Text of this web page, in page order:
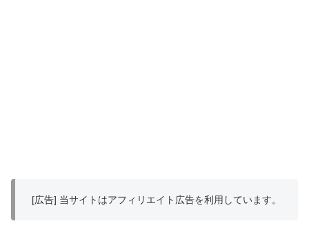
[広告] 当サイトはアフィリエイト広告を利用しています。